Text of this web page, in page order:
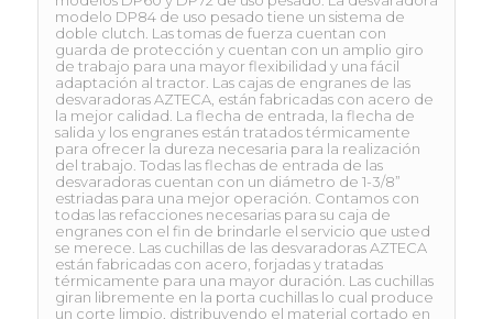
modelo DP84 de uso pesado tiene un sistema de
doble clutch. Las tomas de fuerza cuentan con
guarda de protección y cuentan con un amplio giro
de trabajo para una mayor flexibilidad y una fácil
adaptación al tractor. Las cajas de engranes de las
desvaradoras AZTECA, están fabricadas con acero de
la mejor calidad. La flecha de entrada, la flecha de
salida y los engranes están tratados térmicamente
para ofrecer la dureza necesaria para la realización
del trabajo. Todas las flechas de entrada de las
desvaradoras cuentan con un diámetro de 1-3/8”
estriadas para una mejor operación. Contamos con
todas las refacciones necesarias para su caja de
engranes con el fin de brindarle el servicio que usted
se merece. Las cuchillas de las desvaradoras AZTECA
están fabricadas con acero, forjadas y tratadas
térmicamente para una mayor duración. Las cuchillas
giran libremente en la porta cuchillas lo cual produce
un corte limpio, distribuyendo el material cortado en